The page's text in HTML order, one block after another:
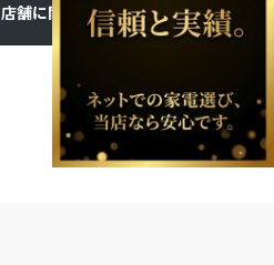
店舗に関するお問い合わせ